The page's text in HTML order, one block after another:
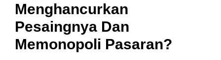
Menghancurkan
Pesaingnya Dan
Memonopoli Pasaran?